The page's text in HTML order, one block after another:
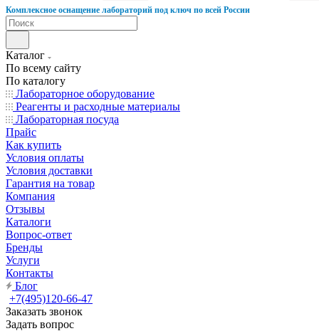
Комплексное оснащение лабораторий под ключ по всей России
Каталог
По всему сайту
По каталогу
Лабораторное оборудование
Реагенты и расходные материалы
Лабораторная посуда
Прайс
Как купить
Условия оплаты
Условия доставки
Гарантия на товар
Компания
Отзывы
Каталоги
Вопрос-ответ
Бренды
Услуги
Контакты
Блог
+7(495)120-66-47
Заказать звонок
Задать вопрос